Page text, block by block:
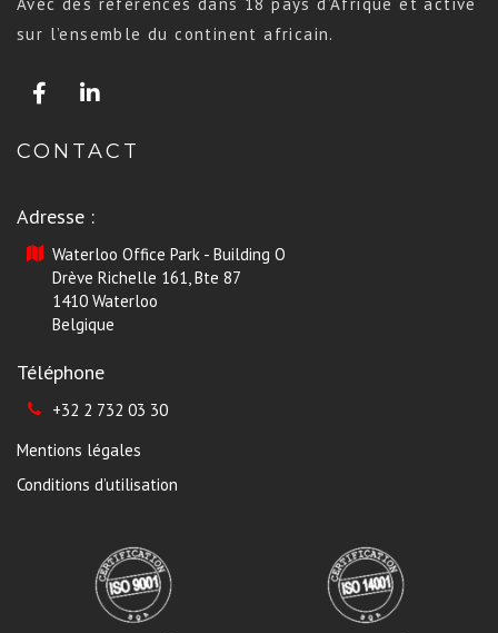
sur l’ensemble du continent africain.
CONTACT
Adresse :
Waterloo Office Park - Building O
Drève Richelle 161, Bte 87
1410 Waterloo
Belgique
Téléphone
+32 2 732 03 30
Mentions légales
Conditions d’utilisation